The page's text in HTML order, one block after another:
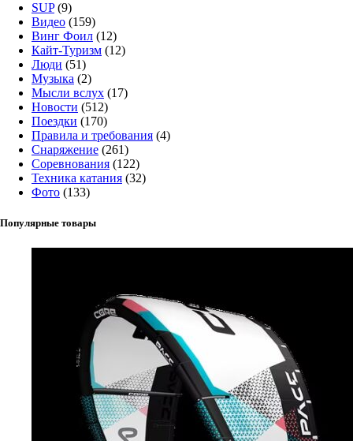
SUP(9)
Видео (159)
Винг Фоил (12)
Кайт-Туризм (12)
Люди (51)
Музыка (2)
Мысли вслух (17)
Новости (512)
Поездки (170)
Правила и требования (4)
Снаряжение (261)
Соревнования (122)
Техника катания (32)
Фото (133)
Популярные товары